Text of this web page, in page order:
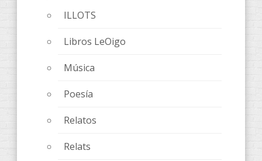
ILLOTS
Libros LeOigo
Música
Poesía
Relatos
Relats